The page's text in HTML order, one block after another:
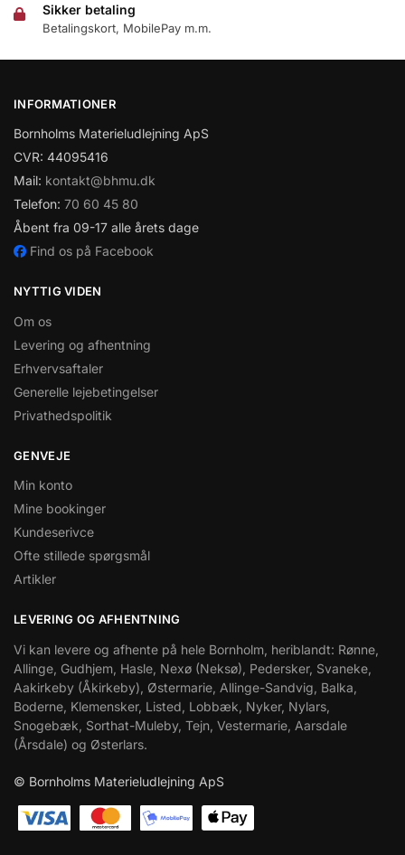
Sikker betaling
Betalingskort, MobilePay m.m.
INFORMATIONER
Bornholms Materieludlejning ApS
CVR: 44095416
Mail: kontakt@bhmu.dk
Telefon: 70 60 45 80
Åbent fra 09-17 alle årets dage
Find os på Facebook
NYTTIG VIDEN
Om os
Levering og afhentning
Erhvervsaftaler
Generelle lejebetingelser
Privathedspolitik
GENVEJE
Min konto
Mine bookinger
Kundeserivce
Ofte stillede spørgsmål
Artikler
LEVERING OG AFHENTNING
Vi kan levere og afhente på hele Bornholm, heriblandt: Rønne,
Allinge, Gudhjem, Hasle, Nexø (Neksø), Pedersker, Svaneke,
Aakirkeby (Åkirkeby), Østermarie, Allinge-Sandvig, Balka,
Boderne, Klemensker, Listed, Lobbæk, Nyker, Nylars,
Snogebæk, Sorthat-Muleby, Tejn, Vestermarie, Aarsdale
(Årsdale) og Østerlars.
© Bornholms Materieludlejning ApS